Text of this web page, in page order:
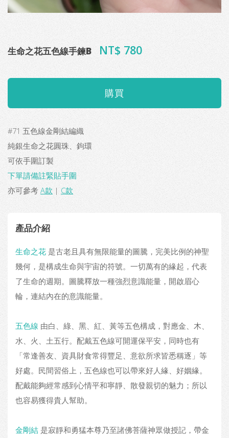
生命之花五色線手鍊B NT$ 780
#71 五色線金剛結編織
純銀生命之花圓珠、鉤環
可依手圍訂製
下單請備註緊貼手圍
亦可參考 A款 | C款
產品介紹
生命之花 是古老且具有無限能量的圖騰，完美比例的神聖
幾何，是構成生命與宇宙的符號。一切萬有的緣起，代表
了生命的週期。圖騰釋放一種強烈意識能量，開啟眉心
輪，連結內在的意識能量。
五色線 由白、綠、黑、紅、黃等五色構成，對應金、木、
水、火、土五行。配戴五色線可開運保平安，同時也有
「常逢善友、資具財食常得豐足、意欲所求皆悉稱逐」等
好處。民間習俗上，五色線也可以帶來好人緣、好姻緣。
配戴能夠經常感到心情平和寧靜、散發親切的魅力；所以
也容易獲得貴人幫助。
金剛結 是寂靜和勇猛本尊乃至諸佛菩薩神眾做授記，帶金